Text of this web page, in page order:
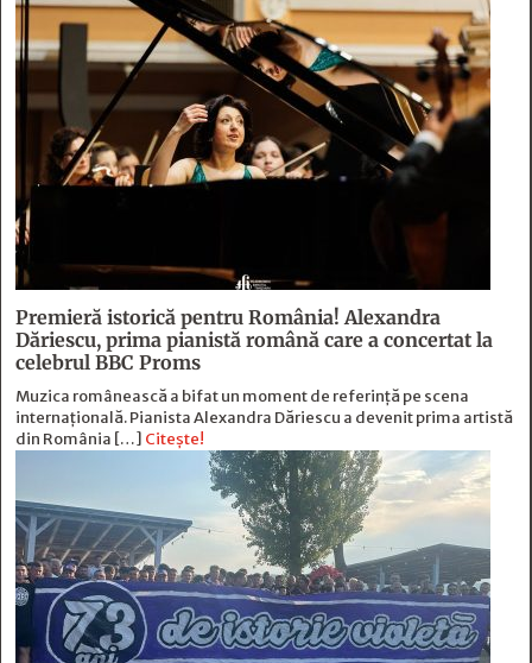
Premieră istorică pentru România! Alexandra
Dăriescu, prima pianistă română care a concertat la
celebrul BBC Proms
Muzica românească a bifat un moment de referință pe scena
internațională. Pianista Alexandra Dăriescu a devenit prima artistă
din România […] Citește!